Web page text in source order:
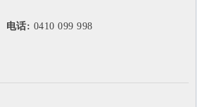
电话: 0410 099 998